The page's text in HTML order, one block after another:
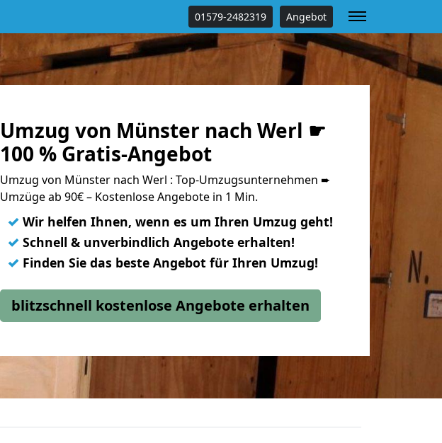
01579-2482319 Angebot
Umzug von Münster nach Werl ☛
100 % Gratis-Angebot
Umzug von Münster nach Werl : Top-Umzugsunternehmen ➨
Umzüge ab 90€ – Kostenlose Angebote in 1 Min.
✓ Wir helfen Ihnen, wenn es um Ihren Umzug geht!
✓ Schnell & unverbindlich Angebote erhalten!
✓ Finden Sie das beste Angebot für Ihren Umzug!
blitzschnell kostenlose Angebote erhalten